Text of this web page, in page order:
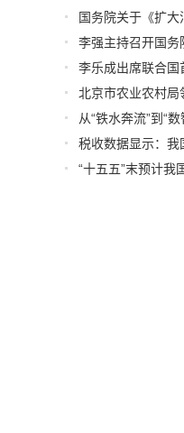
国务院关于《扩大
李强主持召开国
北京市农业农村
从“铁水奔流”到“
税收数据显示：我